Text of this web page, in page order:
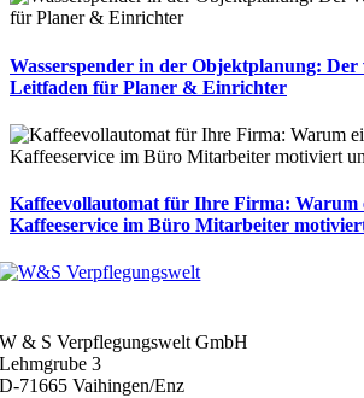
Wasserspender in der Objektplanung: Der
Leitfaden für Planer & Einrichter
Kaffeevollautomat für Ihre Firma: Warum
Kaffeeservice im Büro Mitarbeiter
W & S Verpflegungswelt GmbH
Lehmgrube 3
D-71665 Vaihingen/Enz